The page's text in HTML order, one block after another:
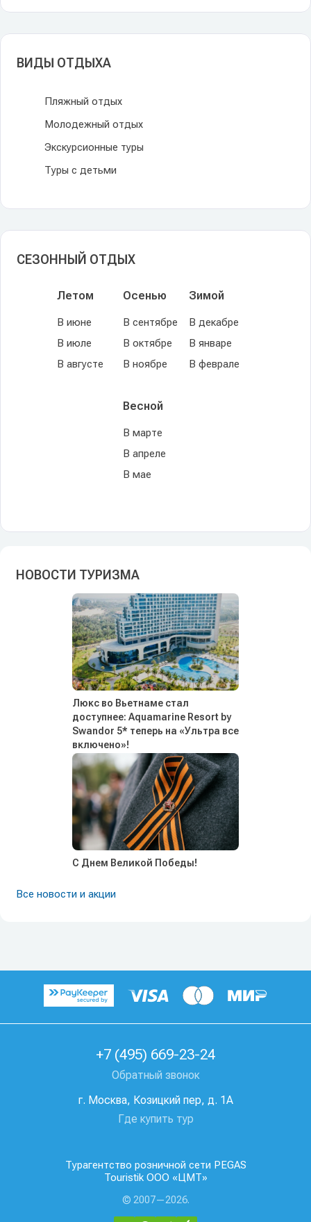
ВИДЫ ОТДЫХА
Пляжный отдых
Молодежный отдых
Экскурсионные туры
Туры с детьми
СЕЗОННЫЙ ОТДЫХ
Летом
В июне
В июле
В августе
Осенью
В сентябре
В октябре
В ноябре
Зимой
В декабре
В январе
В феврале
Весной
В марте
В апреле
В мае
НОВОСТИ ТУРИЗМА
Люкс во Вьетнаме стал
доступнее: Aquamarine Resort by
Swandor 5* теперь на «Ультра все
включено»!
С Днем Великой Победы!
Все новости и акции
Турагентство розничной сети PEGAS
Touristik ООО «ЦМТ»
© 2007—2026.
+7 (495) 669-23-24
Обратный звонок
г. Москва, Козицкий пер, д. 1А
Где купить тур